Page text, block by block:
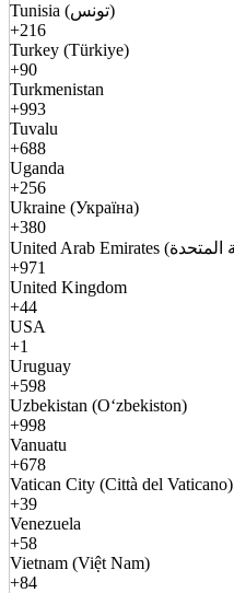
Tunisia (تونس)
+216
Turkey (Türkiye)
+90
Turkmenistan
+993
Tuvalu
+688
Uganda
+256
Ukraine (Україна)
+380
+971
United Kingdom
+44
USA
+1
Uruguay
+598
Uzbekistan (Oʻzbekiston)
+998
Vanuatu
+678
Vatican City (Città del Vaticano)
+39
Venezuela
+58
Vietnam (Việt Nam)
+84